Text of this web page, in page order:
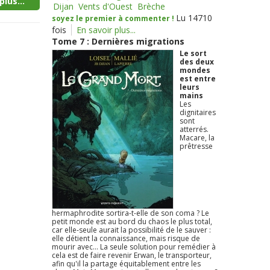
Dijan Vents d'Ouest Brèche
soyez le premier à commenter ! Lu 14710
fois
En savoir plus...
Tome 7 : Dernières migrations
Le sort
des deux
mondes
est entre
leurs
mains
Les
dignitaires
sont
atterrés.
Macare, la
prêtresse
hermaphrodite sortira-t-elle de son coma ? Le
petit monde est au bord du chaos le plus total,
car elle-seule aurait la possibilité de le sauver :
elle détient la connaissance, mais risque de
mourir avec... La seule solution pour remédier à
cela est de faire revenir Erwan, le transporteur,
afin qu'il la partage équitablement entre les